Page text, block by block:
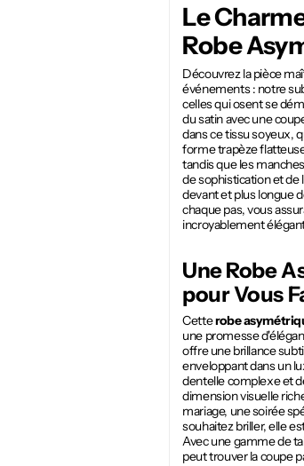
Le
Robe
Découvrez la pièce
événements : notre
celles qui osent se
du satin avec une
dans ce tissu soyeux,
forme trapèze
tandis que les
de sophistication et de
devant et plus longue
chaque pas, vous
incroyablement
UneRobe
pour Vous
Cetterobe
une promesse
offre une brillance
enveloppant dans un
dentelle complexe et
dimension visuelle
mariage, une soirée
souhaitez briller, elle
Avec une gamme de
peut trouver la coupe